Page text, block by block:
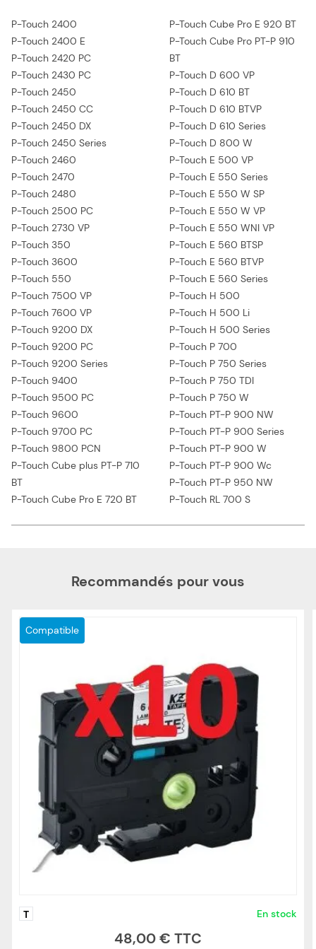
P-Touch 2400
P-Touch 2400 E
P-Touch 2420 PC
P-Touch 2430 PC
P-Touch 2450
P-Touch 2450 CC
P-Touch 2450 DX
P-Touch 2450 Series
P-Touch 2460
P-Touch 2470
P-Touch 2480
P-Touch 2500 PC
P-Touch 2730 VP
P-Touch 350
P-Touch 3600
P-Touch 550
P-Touch 7500 VP
P-Touch 7600 VP
P-Touch 9200 DX
P-Touch 9200 PC
P-Touch 9200 Series
P-Touch 9400
P-Touch 9500 PC
P-Touch 9600
P-Touch 9700 PC
P-Touch 9800 PCN
P-Touch Cube plus PT-P 710
BT
P-Touch Cube Pro E 720 BT
P-Touch Cube Pro E 920 BT
P-Touch Cube Pro PT-P 910
BT
P-Touch D 600 VP
P-Touch D 610 BT
P-Touch D 610 BTVP
P-Touch D 610 Series
P-Touch D 800 W
P-Touch E 500 VP
P-Touch E 550 Series
P-Touch E 550 W SP
P-Touch E 550 W VP
P-Touch E 550 WNI VP
P-Touch E 560 BTSP
P-Touch E 560 BTVP
P-Touch E 560 Series
P-Touch H 500
P-Touch H 500 Li
P-Touch H 500 Series
P-Touch P 700
P-Touch P 750 Series
P-Touch P 750 TDI
P-Touch P 750 W
P-Touch PT-P 900 NW
P-Touch PT-P 900 Series
P-Touch PT-P 900 W
P-Touch PT-P 900 Wc
P-Touch PT-P 950 NW
P-Touch RL 700 S
Recommandés pour vous
Compatible
T En stock
48,00 €